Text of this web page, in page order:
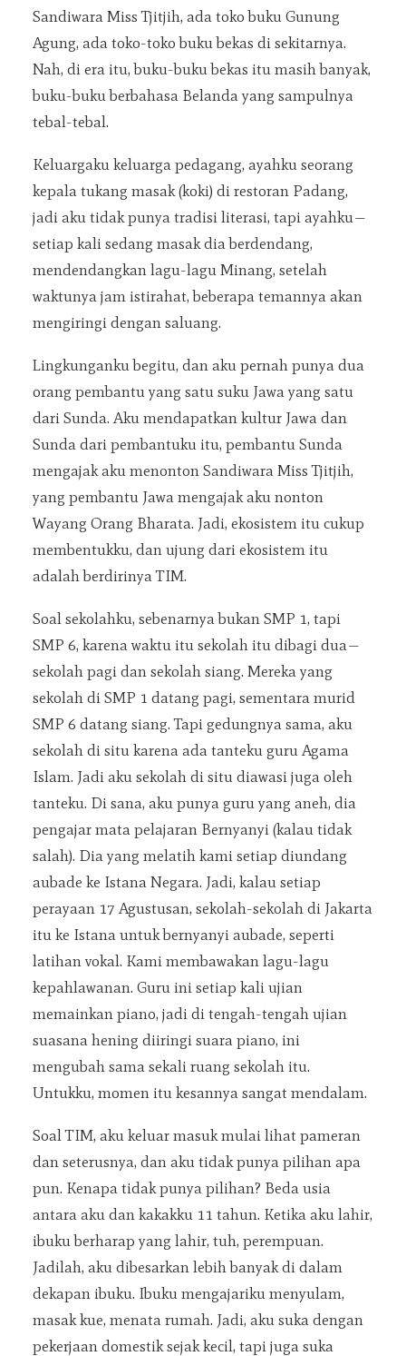
Sandiwara Miss Tjitjih, ada toko buku Gunung
Agung, ada toko-toko buku bekas di sekitarnya.
Nah, di era itu, buku-buku bekas itu masih banyak,
buku-buku berbahasa Belanda yang sampulnya
tebal-tebal.
Keluargaku keluarga pedagang, ayahku seorang
kepala tukang masak (koki) di restoran Padang,
jadi aku tidak punya tradisi literasi, tapi ayahku—
setiap kali sedang masak dia berdendang,
mendendangkan lagu-lagu Minang, setelah
waktunya jam istirahat, beberapa temannya akan
mengiringi dengan saluang.
Lingkunganku begitu, dan aku pernah punya dua
orang pembantu yang satu suku Jawa yang satu
dari Sunda. Aku mendapatkan kultur Jawa dan
Sunda dari pembantuku itu, pembantu Sunda
mengajak aku menonton Sandiwara Miss Tjitjih,
yang pembantu Jawa mengajak aku nonton
Wayang Orang Bharata. Jadi, ekosistem itu cukup
membentukku, dan ujung dari ekosistem itu
adalah berdirinya TIM.
Soal sekolahku, sebenarnya bukan SMP 1, tapi
SMP 6, karena waktu itu sekolah itu dibagi dua—
sekolah pagi dan sekolah siang. Mereka yang
sekolah di SMP 1 datang pagi, sementara murid
SMP 6 datang siang. Tapi gedungnya sama, aku
sekolah di situ karena ada tanteku guru Agama
Islam. Jadi aku sekolah di situ diawasi juga oleh
tanteku. Di sana, aku punya guru yang aneh, dia
pengajar mata pelajaran Bernyanyi (kalau tidak
salah). Dia yang melatih kami setiap diundang
aubade ke Istana Negara. Jadi, kalau setiap
perayaan 17 Agustusan, sekolah-sekolah di Jakarta
itu ke Istana untuk bernyanyi aubade, seperti
latihan vokal. Kami membawakan lagu-lagu
kepahlawanan. Guru ini setiap kali ujian
memainkan piano, jadi di tengah-tengah ujian
suasana hening diiringi suara piano, ini
mengubah sama sekali ruang sekolah itu.
Untukku, momen itu kesannya sangat mendalam.
Soal TIM, aku keluar masuk mulai lihat pameran
dan seterusnya, dan aku tidak punya pilihan apa
pun. Kenapa tidak punya pilihan? Beda usia
antara aku dan kakakku 11 tahun. Ketika aku lahir,
ibuku berharap yang lahir, tuh, perempuan.
Jadilah, aku dibesarkan lebih banyak di dalam
dekapan ibuku. Ibuku mengajariku menyulam,
masak kue, menata rumah. Jadi, aku suka dengan
pekerjaan domestik sejak kecil, tapi juga suka